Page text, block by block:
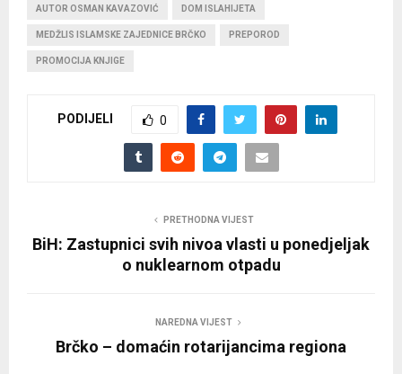
AUTOR OSMAN KAVAZOVIĆ DOM ISLAHIJETA
MEDŽLIS ISLAMSKE ZAJEDNICE BRČKO PREPOROD
PROMOCIJA KNJIGE
PODIJELI 0
PRETHODNA VIJEST
BiH: Zastupnici svih nivoa vlasti u ponedjeljak
o nuklearnom otpadu
NAREDNA VIJEST
Brčko – domaćin rotarijancima regiona